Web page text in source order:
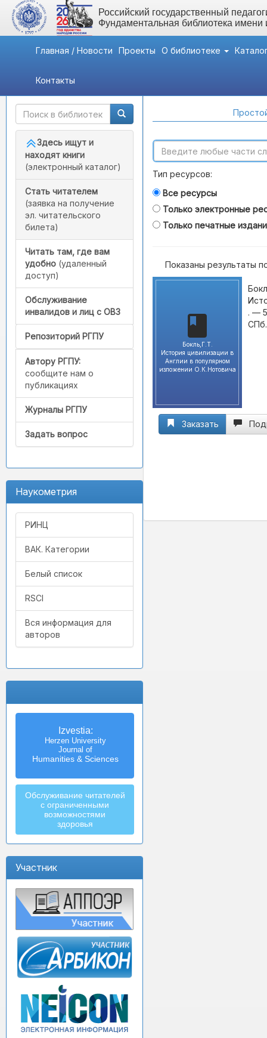
Российский государственный
Фундаментальная библиотека
Главная / Новости Проекты О библиотеке
Контакты
Быстрый доступ
Здесь ищут и
находят книги
(электронный каталог)
Стать читателем
(заявка на получение
эл. читательского
билета)
Читать там, где вам
удобно (удаленный
доступ)
Обслуживание
инвалидов и лиц с ОВЗ
Репозиторий РГПУ
Автору РГПУ:
сообщите нам о
публикациях
Журналы РГПУ
Задать вопрос
Наукометрия
РИНЦ
ВАК. Категории
Белый список
RSCI
Вся информация для
авторов
Izvestia:
Herzen University
Journal of
Humanities & Sciences
Обслуживание читателей
с ограниченными
возможностями
здоровья
Участник
Тип ресурсов:
Все ресурсы
Только электронные
Только печатные
Показаны результаты
Бокль,Г.Т.
История цивилизации в
Англии в популярном
изложении О.К.Нотовича
. —
СПб.
Заказать